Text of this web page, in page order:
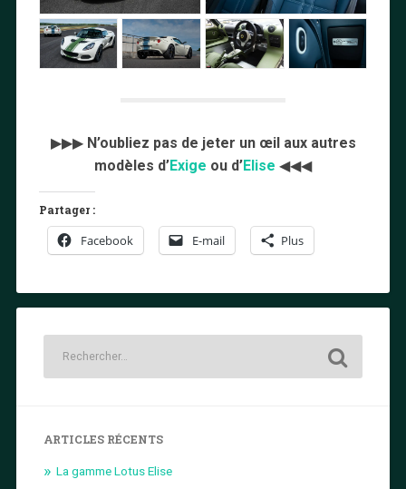
▶▶▶ N’oubliez pas de jeter un œil aux autres
modèles d’Exige ou d’Elise ◀◀◀
Partager :
Facebook E-mail Plus
ARTICLES RÉCENTS
La gamme Lotus Elise